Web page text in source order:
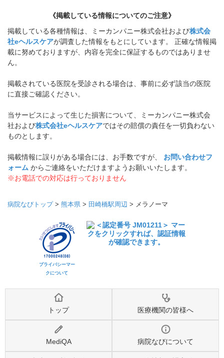
《掲載している情報についてのご注意》
掲載している各種情報は、ミーカンパニー株式会社および株式会
社eヘルスケアが調査した情報をもとにしています。 正確な情報掲
載に努めておりますが、内容を完全に保証するものではありませ
ん。
掲載されている医院を受診される場合は、事前に必ず該当の医院
に直接ご確認ください。
当サービスによって生じた損害について、ミーカンパニー株式会
社および株式会社eヘルスケアではその賠償の責任を一切負わない
ものとします。
掲載情報に誤りがある場合には、お手数ですが、 お問い合わせフ
ォーム からご連絡をいただけますようお願いいたします。
※お電話での対応は行っておりません
病院なびトップ> 熊本県 > 田崎橋駅周辺 > メラノーマ
プライバシーマー
クについて
トップ 医療機関の皆様へ
MediQA 病院なびについて